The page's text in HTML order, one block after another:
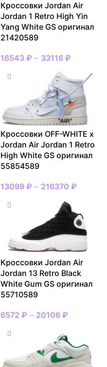
Кроссовки Jordan Air
Jordan 1 Retro High Yin
Yang White GS оригинал
21420589
16543 ₽ – 33116 ₽
Кроссовки OFF-WHITE x
Jordan Air Jordan 1 Retro
High White GS оригинал
55854589
13099 ₽ – 216370 ₽
Кроссовки Jordan Air
Jordan 13 Retro Black
White Gum GS оригинал
55710589
6572 ₽ – 20106 ₽